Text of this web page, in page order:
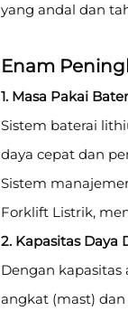
yang andal dan
Enam
1. Masa Pakai
Sistem baterai
daya cepat dan
Sistem
Forklift Listrik,
2. Kapasitas Daya
Dengan
angkat (mast)